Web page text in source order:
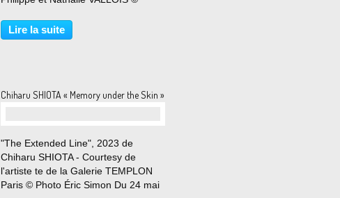
juillet 2023 Soyons honnêtes : tous,
nous nous sommes encore laissés
Lire la suite
Chiharu SHIOTA « Memory under the Skin »
"The Extended Line", 2023 de
Chiharu SHIOTA - Courtesy de
l'artiste te de la Galerie TEMPLON
Paris © Photo Éric Simon Du 24 mai